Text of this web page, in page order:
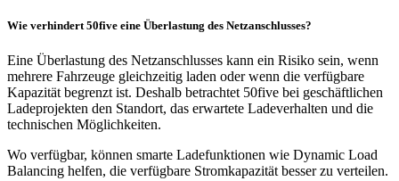
Wie verhindert 50five eine Überlastung des Netzanschlusses?
Eine Überlastung des Netzanschlusses kann ein Risiko sein, wenn
mehrere Fahrzeuge gleichzeitig laden oder wenn die verfügbare
Kapazität begrenzt ist. Deshalb betrachtet 50five bei geschäftlichen
Ladeprojekten den Standort, das erwartete Ladeverhalten und die
technischen Möglichkeiten.
Wo verfügbar, können smarte Ladefunktionen wie Dynamic Load
Balancing helfen, die verfügbare Stromkapazität besser zu verteilen.